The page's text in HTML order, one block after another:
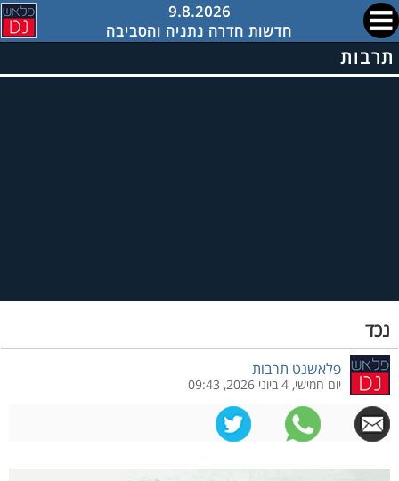
9.8.2026
חדשות חדרה נתניה והסביבה
תרבות
נכד
פלאשנט תרבות
יום חמישי, 4 ביוני 2026, 09:43